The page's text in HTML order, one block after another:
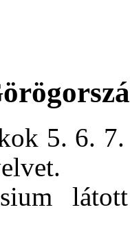
5. 6.
látott